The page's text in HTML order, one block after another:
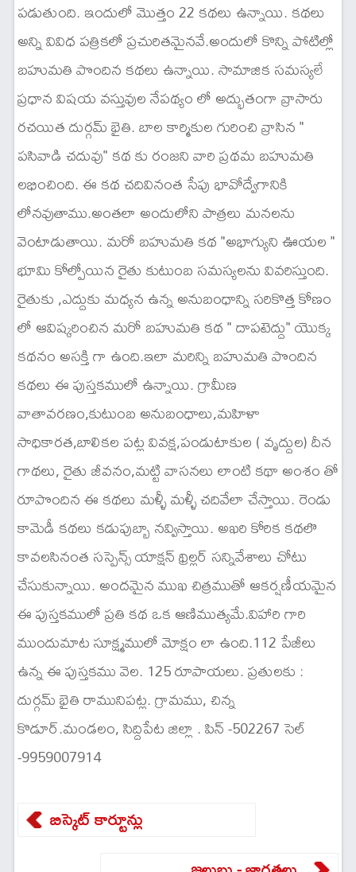
పడుతుంది. ఇందులో మొత్తం 22 కథలు ఉన్నాయి. కథలు
అన్ని వివిధ పత్రికలో ప్రచురితమైనవే.అందులో కొన్ని పోటిల్లో
బహుమతి పొందిన కథలు ఉన్నాయి. సామాజిక సమస్యలే
ప్రధాన విషయ వస్తువుల నేపథ్యం లో అద్భుతంగా వ్రాసారు
రచయిత దుర్గమ్ భైతి. బాల కార్మికుల గురించి వ్రాసిన "
పసివాడి చదువు" కథ కు రంజని వారి ప్రథమ బహుమతి
లభించింది. ఈ కథ చదివినంత సేపు భావోద్వేగానికి
లోనవుతాము.అంతలా అందులోని పాత్రలు మనలను
వెంటాడుతాయి. మరో బహుమతి కథ "అభాగ్యుని ఊయల "
భూమి కోల్పోయిన రైతు కుటుంబ సమస్యలను వివరిస్తుంది.
రైతుకు ,ఎద్దుకు మధ్యన ఉన్న అనుబంధాన్ని సరికొత్త కోణం
లో ఆవిష్కరించిన మరో బహుమతి కథ " దాపటెద్దు" యొక్క
కథనం అసక్తి గా ఉంది.ఇలా మరిన్ని బహుమతి పొందిన
కథలు ఈ పుస్తకములో ఉన్నాయి. గ్రామీణ
వాతావరణం,కుటుంబ అనుబంధాలు,మహిళా
సాధికారత,బాలికల పట్ల వివక్ష,పండుటాకుల ( వృద్దుల) దీన
గాథలు, రైతు జీవనం,మట్టి వాసనలు లాంటి కథా అంశం తో
రూపొందిన ఈ కథలు మళ్ళీ మళ్ళీ చదివేలా చేస్తాయి. రెండు
కామెడీ కథలు కడుపుబ్బా నవ్విస్తాయి. అఖరి కోరిక కథలొ
కావలసినంత సస్పెన్స్ యాక్షన్ థ్రిల్లర్ సన్నివేశాలు చోటు
చేసుకున్నాయి. అందమైన ముఖ చిత్రముతో ఆకర్షణీయమైన
ఈ పుస్తకములో ప్రతి కథ ఒక ఆణిముత్యమే.విహారి గారి
ముందుమాట సూక్ష్మములో మోక్షం లా ఉంది.112 పేజీలు
ఉన్న ఈ పుస్తకము వెల. 125 రూపాయలు. ప్రతులకు :
దుర్గమ్ భైతి రామునిపట్ల. గ్రామము, చిన్న
కొడూర్.మండలం, సిద్దిపేట జిల్లా . పిన్ -502267 సెల్
-9959007914
బిస్కెట్ కార్టూన్లు